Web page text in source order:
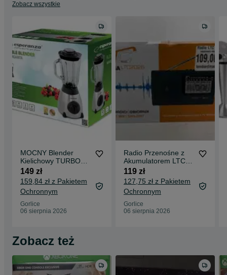
Zobacz wszystkie
MOCNY Blender
Kielichowy TURBO
500W Szkło * NOWY
GW24
149 zł
159,84 zł z Pakietem
Ochronnym
Gorlice
06 sierpnia 2026
Radio Przenośne z
Akumulatorem LTC
Wilga * NOWE *
GW24
119 zł
127,75 zł z Pakietem
Ochronnym
Gorlice
06 sierpnia 2026
Zobacz też